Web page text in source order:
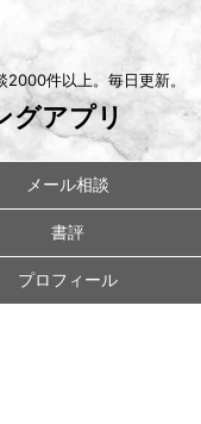
件以上。毎日更新。
グアプリ
メール相談
書評
プロフィール